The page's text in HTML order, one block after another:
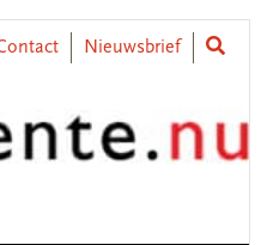
Nieuwsbrief